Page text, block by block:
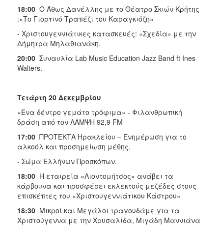
18:00 Ο Άθως Δανέλλης με το Θέατρο Σκιών Κρήτης
:«Το Γιορτινό Τραπέζι του Καραγκιόζη»
- Χριστουγεννιάτικες κατασκευές: «Σχεδία» με την
Δήμητρα Μηλαθιανάκη.
20:00 Συναυλία Lab Music Education Jazz Band ft Ines
Walters.
Τετάρτη 20 Δεκεμβρίου
«Ένα δέντρο γεμάτο τρόφιμα» - Φιλανθρωπική
δράση από τον ΛΑΜΨΗ 92,9 FM
17:00 ΠΡΟΤΕΚΤΑ Ηρακλείου – Ενημέρωση για το
αλκοόλ και προσημείωση μέθης.
- Σώμα Ελλήνων Προσκόπων.
18:00 H εταιρεία «Λιοντομήτσος» ανάβει τα
κάρβουνα και προσφέρει εκλεκτούς μεζέδες στους
επισκέπτες του «Χριστουγεννιάτικου Κάστρου»
18:30 Μικροί και Μεγάλοι τραγουδάμε για τα
Χριστούγεννα με την Χρυσαλίδα, Μιγάδη Μαννιάνα